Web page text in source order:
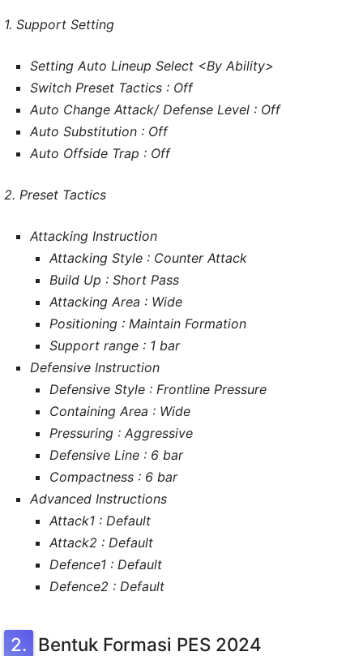
1. Support Setting
Setting Auto Lineup Select <By Ability>
Switch Preset Tactics : Off
Auto Change Attack/ Defense Level : Off
Auto Substitution : Off
Auto Offside Trap : Off
2. Preset Tactics
Attacking Instruction
Attacking Style : Counter Attack
Build Up : Short Pass
Attacking Area : Wide
Positioning : Maintain Formation
Support range : 1 bar
Defensive Instruction
Defensive Style : Frontline Pressure
Containing Area : Wide
Pressuring : Aggressive
Defensive Line : 6 bar
Compactness : 6 bar
Advanced Instructions
Attack1 : Default
Attack2 : Default
Defence1 : Default
Defence2 : Default
Bentuk Formasi PES 2024